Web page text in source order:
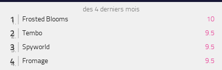
des 4 derniers mois
Frosted Blooms
10
Tembo
9.5
Spyworld
9.5
Fromage
9.5